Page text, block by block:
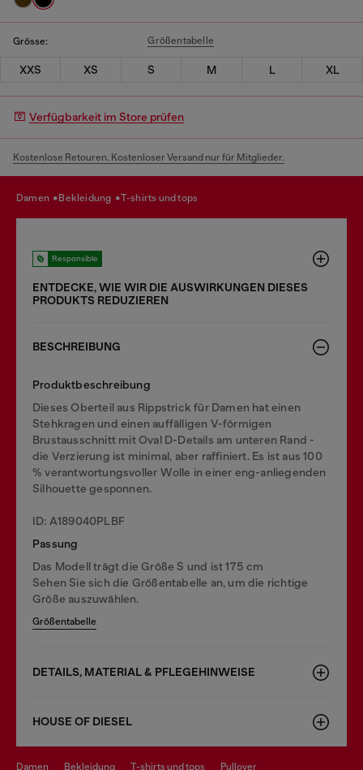
Grösse: Größentabelle
XXS XS S M L XL
Verfügbarkeit im Store prüfen
Kostenlose Retouren. Kostenloser Versand nur für Mitglieder.
damen bekleidung t-shirts und tops
Responsible
ENTDECKE, WIE WIR DIE AUSWIRKUNGEN DIESES
PRODUKTS REDUZIEREN
BESCHREIBUNG
Produktbeschreibung
Dieses Oberteil aus Rippstrick für Damen hat einen
Stehkragen und einen auffälligen V-förmigen
Brustausschnitt mit Oval D-Details am unteren Rand -
die Verzierung ist minimal, aber raffiniert. Es ist aus 100
% verantwortungsvoller Wolle in einer eng-anliegenden
Silhouette gesponnen.
ID: A189040PLBF
Passung
Das Modell trägt die Größe S und ist 175 cm
Sehen Sie sich die Größentabelle an, um die richtige
Größe auszuwählen.
Größentabelle
DETAILS, MATERIAL & PFLEGEHINWEISE
HOUSE OF DIESEL
damen bekleidung t-shirts und tops pullover